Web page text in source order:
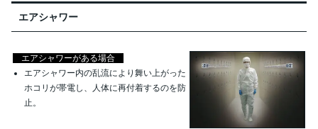
エアシャワー
エアシャワーがある場合
エアシャワー内の乱流により舞い上がった
ホコリが帯電し、人体に再付着するのを防
止。